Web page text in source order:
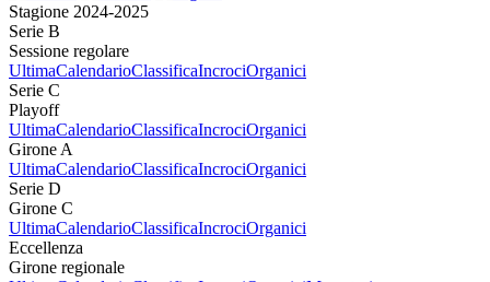
Stagione 2024-2025
Serie B
Sessione regolare
UltimaCalendarioClassificaIncrociOrganici
Serie C
Playoff
UltimaCalendarioClassificaIncrociOrganici
Girone A
UltimaCalendarioClassificaIncrociOrganici
Serie D
Girone C
UltimaCalendarioClassificaIncrociOrganici
Eccellenza
Girone regionale